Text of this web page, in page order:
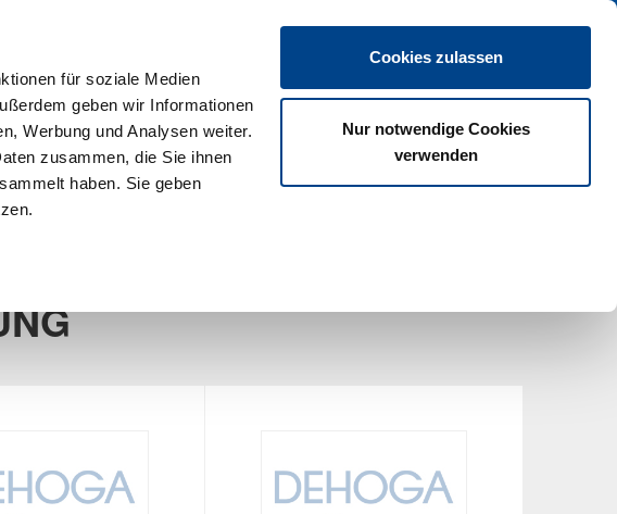
für soziale Medien
geben wir Informationen
Werbung und Analysen weiter.
zusammen, die Sie ihnen
haben. Sie geben
Cookies zulassen
Nur notwendige Cookies
verwenden
Gastro-Spezial